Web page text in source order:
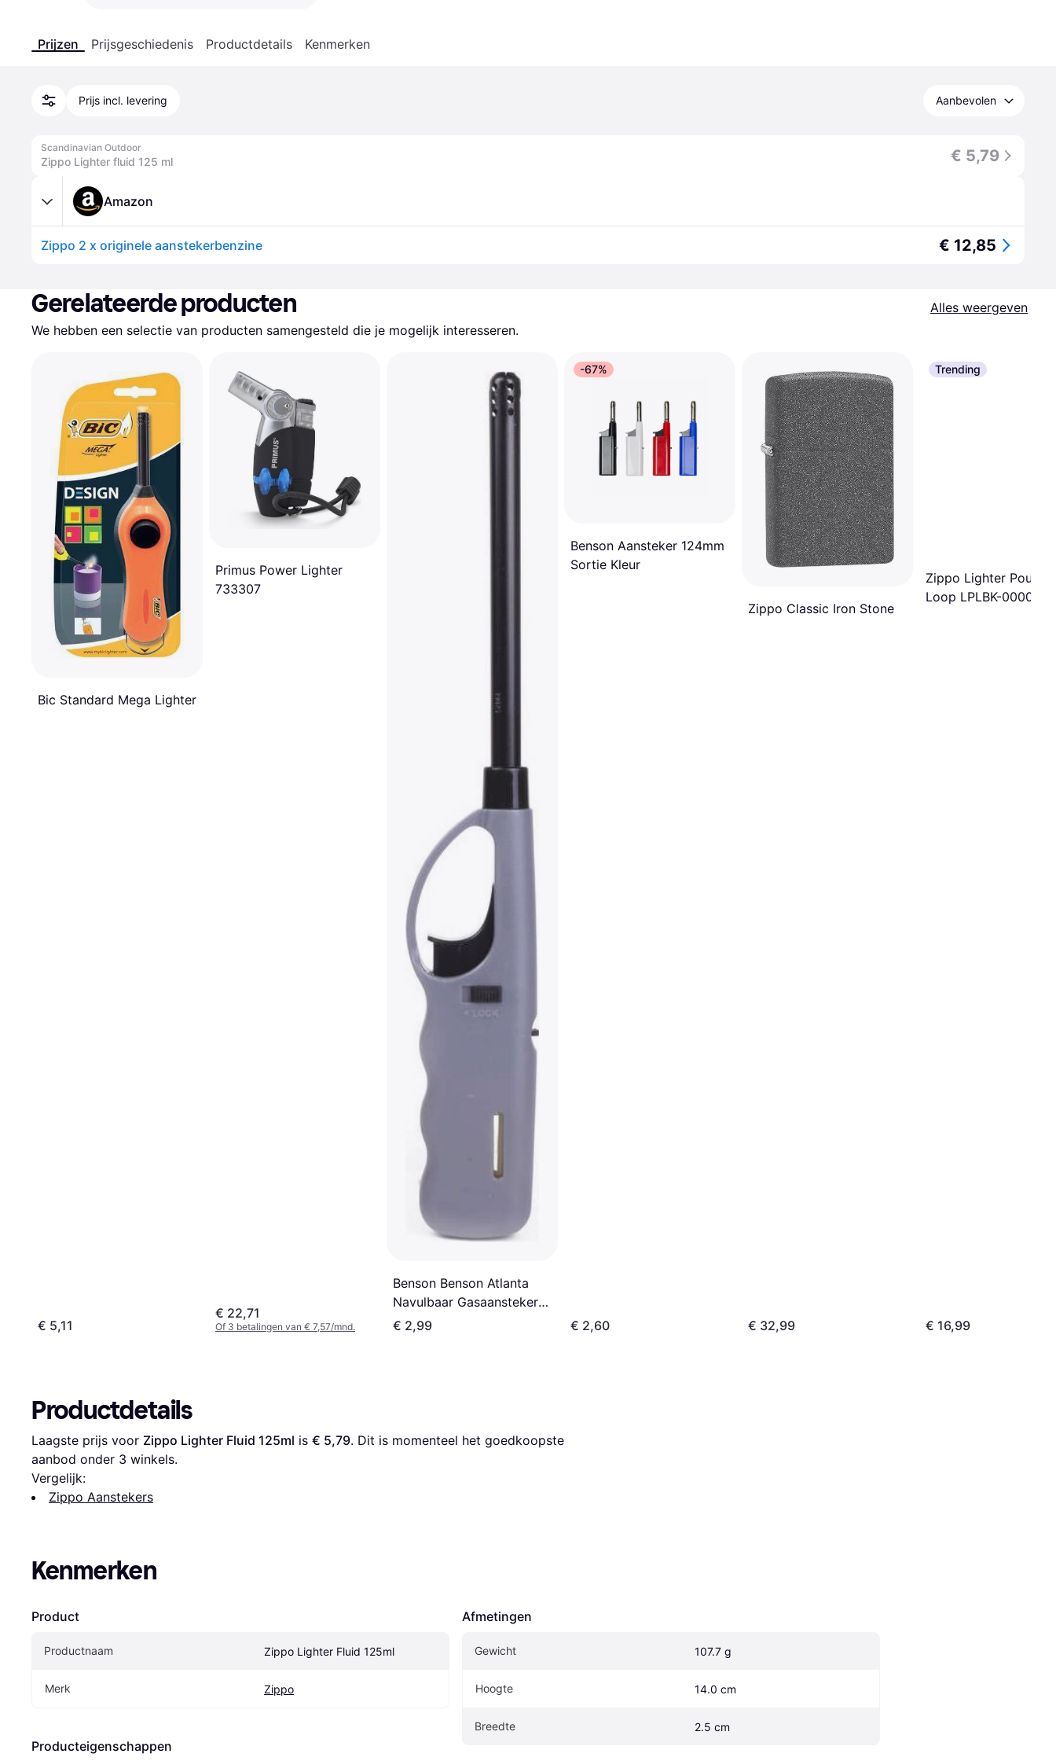
Prijzen Prijsgeschiedenis Productdetails Kenmerken
Prijs incl. levering Aanbevolen
Scandinavian Outdoor
Zippo Lighter fluid 125 ml € 5,79
Amazon
Zippo 2 x originele aanstekerbenzine € 12,85
Gerelateerde producten
Alles weergeven
We hebben een selectie van producten samengesteld die je mogelijk interesseren.
Bic Standard Mega Lighter
€ 5,11
Primus Power Lighter
733307
€ 22,71
Of 3 betalingen van € 7,57/mnd.
Benson Benson Atlanta
Navulbaar Gasaansteker
27 cm
€ 2,99
-67%
Benson Aansteker 124mm
Sortie Kleur
€ 2,60
Zippo Classic Iron Stone
€ 32,99
Trending
Zippo Lighter Pouch
Loop LPLBK-000001,
€ 16,99
Productdetails
Laagste prijs voor Zippo Lighter Fluid 125ml is € 5,79. Dit is momenteel het goedkoopste
aanbod onder 3 winkels.
Vergelijk:
Zippo Aanstekers
Kenmerken
Product
Productnaam Zippo Lighter Fluid 125ml
Merk Zippo
Producteigenschappen
Afmetingen
Gewicht 107.7 g
Hoogte 14.0 cm
Breedte 2.5 cm